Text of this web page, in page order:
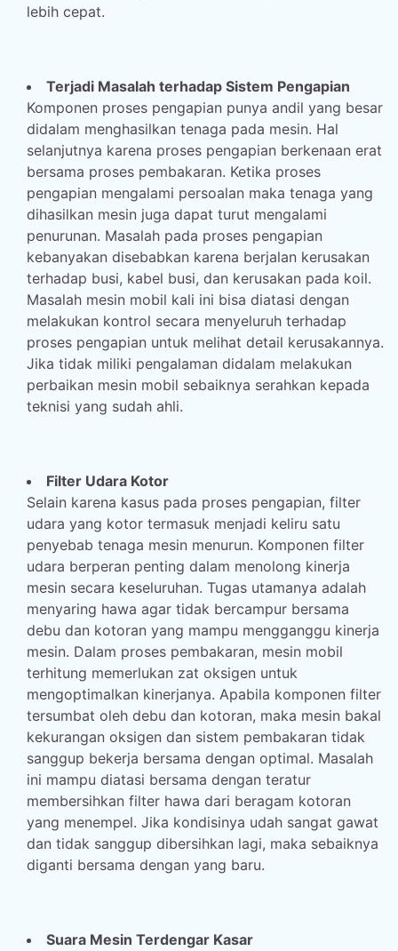
lebih cepat.
Terjadi Masalah terhadap Sistem Pengapian
Komponen proses pengapian punya andil yang besar
didalam menghasilkan tenaga pada mesin. Hal
selanjutnya karena proses pengapian berkenaan erat
bersama proses pembakaran. Ketika proses
pengapian mengalami persoalan maka tenaga yang
dihasilkan mesin juga dapat turut mengalami
penurunan. Masalah pada proses pengapian
kebanyakan disebabkan karena berjalan kerusakan
terhadap busi, kabel busi, dan kerusakan pada koil.
Masalah mesin mobil kali ini bisa diatasi dengan
melakukan kontrol secara menyeluruh terhadap
proses pengapian untuk melihat detail kerusakannya.
Jika tidak miliki pengalaman didalam melakukan
perbaikan mesin mobil sebaiknya serahkan kepada
teknisi yang sudah ahli.
Filter Udara Kotor
Selain karena kasus pada proses pengapian, filter
udara yang kotor termasuk menjadi keliru satu
penyebab tenaga mesin menurun. Komponen filter
udara berperan penting dalam menolong kinerja
mesin secara keseluruhan. Tugas utamanya adalah
menyaring hawa agar tidak bercampur bersama
debu dan kotoran yang mampu mengganggu kinerja
mesin. Dalam proses pembakaran, mesin mobil
terhitung memerlukan zat oksigen untuk
mengoptimalkan kinerjanya. Apabila komponen filter
tersumbat oleh debu dan kotoran, maka mesin bakal
kekurangan oksigen dan sistem pembakaran tidak
sanggup bekerja bersama dengan optimal. Masalah
ini mampu diatasi bersama dengan teratur
membersihkan filter hawa dari beragam kotoran
yang menempel. Jika kondisinya udah sangat gawat
dan tidak sanggup dibersihkan lagi, maka sebaiknya
diganti bersama dengan yang baru.
Suara Mesin Terdengar Kasar